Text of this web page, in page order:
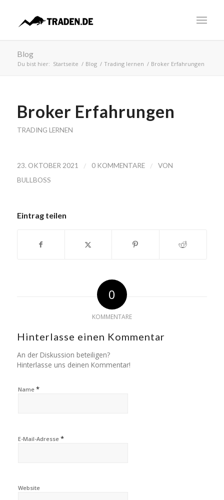
Blog
Du bist hier: Startseite / Blog / Trading lernen / Broker Erfahrungen
Broker Erfahrungen
TRADING LERNEN
23. OKTOBER 2021 / 0 KOMMENTARE /
VON
BULLBOSS
Eintrag teilen
0
KOMMENTARE
Hinterlasse einen Kommentar
An der Diskussion beteiligen?
Hinterlasse uns deinen Kommentar!
Name *
E-Mail-Adresse *
Website